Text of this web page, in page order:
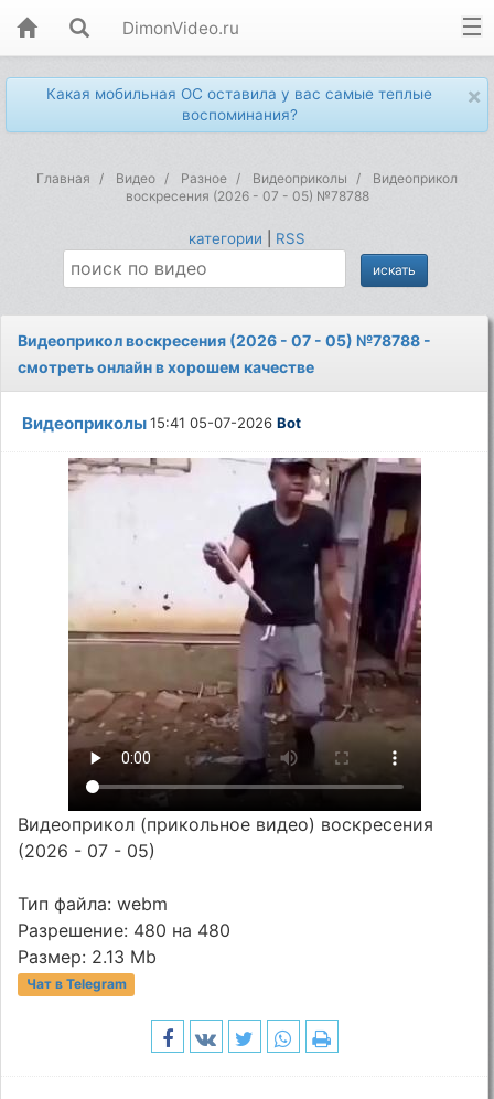
DimonVideo.ru
×
Какая мобильная ОС оставила у вас самые теплые
воспоминания?
Главная Видео Разное Видеоприколы
Видеоприкол
воскресения (2026 - 07 - 05) №78788
категории RSS
Видеоприкол воскресения (2026 - 07 - 05) №78788 -
смотреть онлайн в хорошем качестве
Видеоприколы15:41 05-07-2026Bot
Видеоприкол (прикольное видео) воскресения
(2026 - 07 - 05)
Тип файла: webm
Разрешение: 480 на 480
Размер: 2.13 Mb
Чат в Telegram